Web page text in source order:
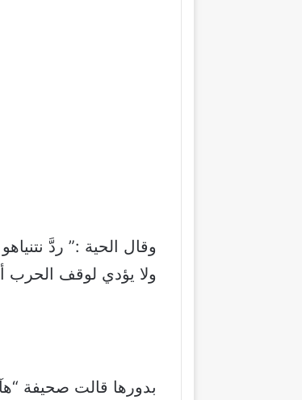
وقال الحية :” ردَّ
ولا يؤدي لوقف الحرب
بدورها قالت صحيفة